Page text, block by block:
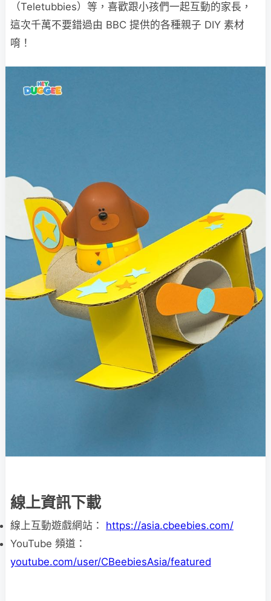
（Teletubbies）等，喜歡跟小孩們一起互動的家長，
這次千萬不要錯過由 BBC 提供的各種親子 DIY 素材
唷！
線上資訊下載
線上互動遊戲網站： https://asia.cbeebies.com/
YouTube 頻道：
youtube.com/user/CBeebiesAsia/featured